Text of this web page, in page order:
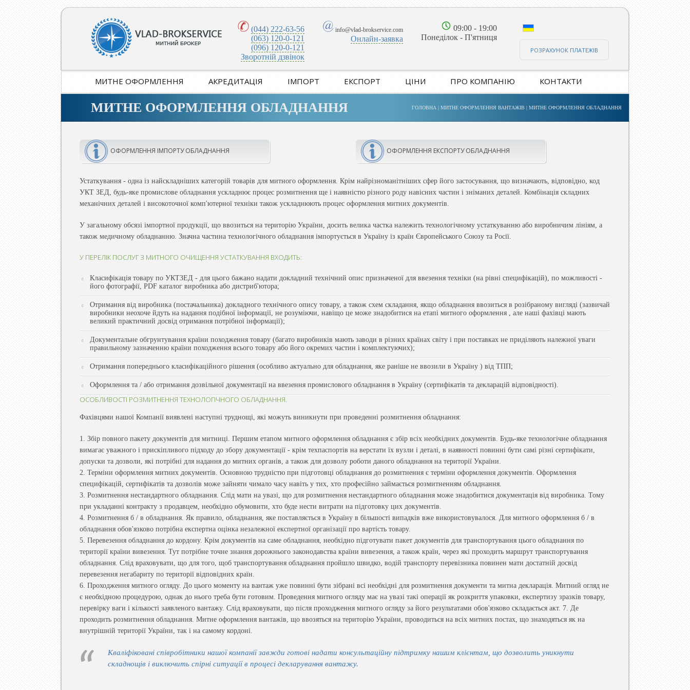
(044) 222-63-56
(063) 120-0-121
(096) 120-0-121
Зворотній дзвінок
info@vlad-brokservice.com
Онлайн-заявка
09:00 - 19:00
Понеділок - П'ятниця
РОЗРАХУНОК ПЛАТЕЖІВ
МИТНЕ ОФОРМЛЕННЯ АКРЕДИТАЦІЯ ІМПОРТ ЕКСПОРТ ЦІНИ ПРО КОМПАНІЮ КОНТАКТИ
МИТНЕ ОФОРМЛЕННЯ ОБЛАДНАННЯ ГОЛОВНА | МИТНЕ ОФОРМЛЕННЯ ВАНТАЖІВ | МИТНЕ ОФОРМЛЕННЯ ОБЛАДНАННЯ
ОФОРМЛЕННЯ ІМПОРТУ ОБЛАДНАННЯ ОФОРМЛЕННЯ ЕКСПОРТУ ОБЛАДНАННЯ
Устаткування - одна із найскладніших категорій товарів для митного оформлення. Крім найрізноманітніших сфер його застосування, що визначають, відповідно, код
УКТ ЗЕД, будь-яке промислове обладнання ускладнює процес розмитнення ще і наявністю різного роду навісних частин і зніманих деталей. Комбінація складних
механічних деталей і високоточної комп'ютерної техніки також ускладнюють процес оформлення митних документів.
У загальному обсязі імпортної продукції, що ввозиться на територію України, досить велика частка належить технологічному устаткуванню або виробничим лініям, а
також медичному обладнанню. Значна частина технологічного обладнання імпортується в Україну із країн Європейського Союзу та Росії.
У ПЕРЕЛІК ПОСЛУГ З МИТНОГО ОЧИЩЕННЯ УСТАТКУВАННЯ ВХОДИТЬ:
Класифікація товару по УКТЗЕД - для цього бажано надати докладний технічний опис призначеної для ввезення техніки (на рівні специфікацій), по можливості -
його фотографії, PDF каталог виробника або дистриб'ютора;
Отримання від виробника (постачальника) докладного технічного опису товару, а також схем складання, якщо обладнання ввозиться в розібраному вигляді (зазвичай
виробники неохоче йдуть на надання подібної інформації, не розуміючи, навіщо це може знадобитися на етапі митного оформлення , але наші фахівці мають
великий практичний досвід отримання потрібної інформації);
Документальне обгрунтування країни походження товару (багато виробників мають заводи в різних країнах світу і при поставках не приділяють належної уваги
правильному зазначенню країни походження всього товару або його окремих частин і комплектуючих);
Отримання попереднього класифікаційного рішення (особливо актуально для обладнання, яке раніше не ввозили в Україну ) від ТПП;
Оформлення та / або отримання дозвільної документації на ввезення промислового обладнання в Україну (сертифікатів та декларацій відповідності).
ОСОБЛИВОСТІ РОЗМИТНЕННЯ ТЕХНОЛОГІЧНОГО ОБЛАДНАННЯ.
Фахівцями нашої Компанії виявлені наступні труднощі, які можуть виникнути при проведенні розмитнення обладнання:
1. Збір повного пакету документів для митниці. Першим етапом митного оформлення обладнання є збір всіх необхідних документів. Будь-яке технологічне обладнання
вимагає уважного і прискіпливого підходу до збору документації - крім техпаспортів на верстати їх вузли і деталі, в наявності повинні бути самі різні сертифікати,
допуски та дозволи, які потрібні для надання до митних органів, а також для дозволу роботи даного обладнання на території України.
2. Терміни оформлення митних документів. Основною трудністю при підготовці обладнання до розмитнення є терміни оформлення документів. Оформлення
специфікацій, сертифікатів та дозволів може зайняти чимало часу навіть у тих, хто професійно займається розмитненням обладнання.
3. Розмитнення нестандартного обладнання. Слід мати на увазі, що для розмитнення нестандартного обладнання може знадобитися документація від виробника. Тому
при укладанні контракту з продавцем, необхідно обумовити, хто буде нести витрати на підготовку цих документів.
4. Розмитнення б / в обладнання. Як правило, обладнання, яке поставляється в Україну в більшості випадків вже використовувалося. Для митного оформлення б / в
обладнання обов'язково потрібна експертна оцінка незалежної експертної організації про вартість товару.
5. Перевезення обладнання до кордону. Крім документів на саме обладнання, необхідно підготувати пакет документів для транспортування цього обладнання по
території країни вивезення. Тут потрібне точне знання дорожнього законодавства країни вивезення, а також країн, через які проходить маршрут транспортування
обладнання. Слід враховувати, що для того, щоб транспортування обладнання пройшло швидко, водій транспорту перевізника повинен мати достатній досвід
перевезення негабариту по території відповідних країн.
6. Проходження митного огляду. До цього моменту на вантаж уже повинні бути зібрані всі необхідні для розмитнення документи та митна декларація. Митний огляд не
є необхідною процедурою, однак до нього треба бути готовим. Проведення митного огляду має на увазі такі операції як розкриття упаковки, експертизу зразків товару,
перевірку ваги і кількості заявленого вантажу. Слід враховувати, що після проходження митного огляду за його результатами обов'язково складається акт. 7. Де
проходить розмитнення обладнання. Митне оформлення вантажів, що ввозяться на територію України, проводиться на всіх митних постах, що знаходяться як на
внутрішній території України, так і на самому кордоні.
Кваліфіковані співробітники нашої компанії завжди готові надати консультаційну підтримку нашим клієнтам, що дозволить уникнути
складнощів і виключить спірні ситуації в процесі декларування вантажу.